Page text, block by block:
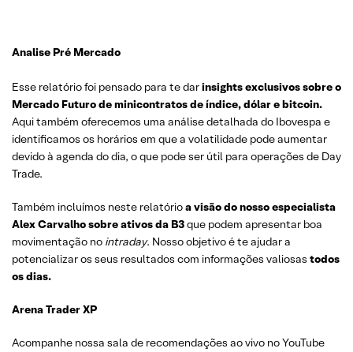
Analise Pré Mercado
Esse relatório foi pensado para te darinsights exclusivos sobre o
Mercado Futuro de minicontratos de índice, dólar e bitcoin.
Aqui também oferecemos uma análise detalhada do Ibovespa e
identificamos os horários em que a volatilidade pode aumentar
devido à agenda do dia, o que pode ser útil para operações de Day
Trade.
Também incluímos neste relatórioa visão do nosso especialista
Alex Carvalho sobre ativos da B3que podem apresentar boa
movimentação no intraday. Nosso objetivo é te ajudar a
potencializar os seus resultados com informações valiosas todos
os dias.
Arena Trader XP
Acompanhe nossa sala de recomendações ao vivo no YouTube